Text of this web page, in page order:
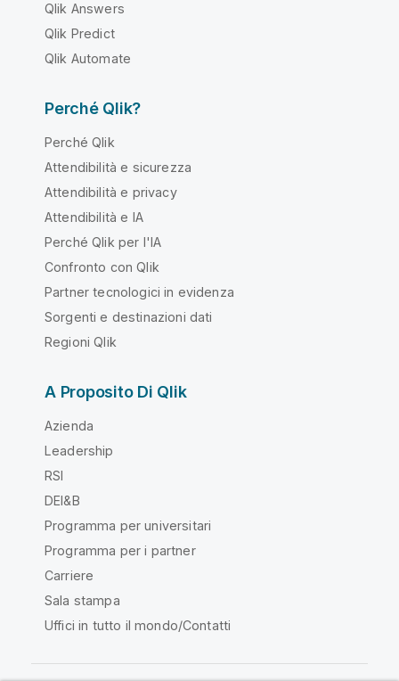
Qlik Answers
Qlik Predict
Qlik Automate
Perché Qlik?
Perché Qlik
Attendibilità e sicurezza
Attendibilità e privacy
Attendibilità e IA
Perché Qlik per l'IA
Confronto con Qlik
Partner tecnologici in evidenza
Sorgenti e destinazioni dati
Regioni Qlik
A Proposito Di Qlik
Azienda
Leadership
RSI
DEI&B
Programma per universitari
Programma per i partner
Carriere
Sala stampa
Uffici in tutto il mondo/Contatti